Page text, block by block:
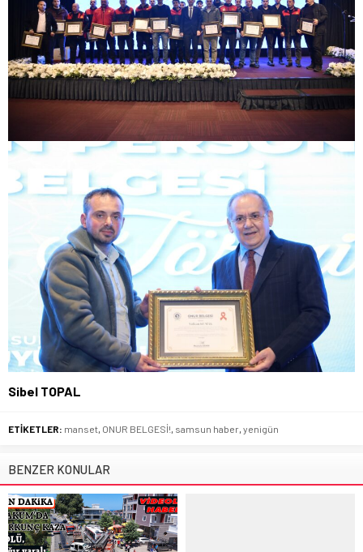
Sibel TOPAL
ETİKETLER: manset, ONUR BELGESİ!, samsun haber, yenigün
BENZER KONULAR